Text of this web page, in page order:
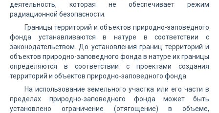
деятельность, которая не обеспечивает режим
радиационной безопасности.
Границы территорий и объектов природно-заповедного
фонда устанавливаются в натуре в соответствии с
законодательством. До установления границ территорий и
объектов природно-заповедного фонда в натуре их границы
определяются в соответствии с проектами создания
территорий и объектов природно-заповедного фонда.
На использование земельного участка или его части в
пределах природно-заповедного фонда может быть
установлено ограничение (отягощение) в объеме,